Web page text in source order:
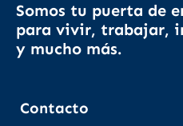
Somos tu puerta de
para vivir, trabajar,
y mucho más.
Contacto